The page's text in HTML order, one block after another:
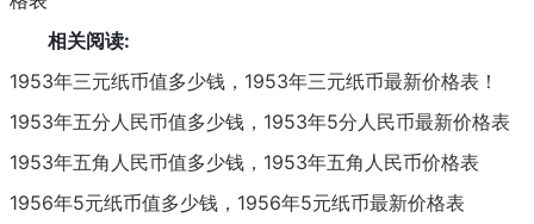
相关阅读:
1953年三元纸币值多少钱，1953年三元纸币最新价格表！
1953年五分人民币值多少钱，1953年5分人民币最新价格表
1953年五角人民币值多少钱，1953年五角人民币价格表
1956年5元纸币值多少钱，1956年5元纸币最新价格表